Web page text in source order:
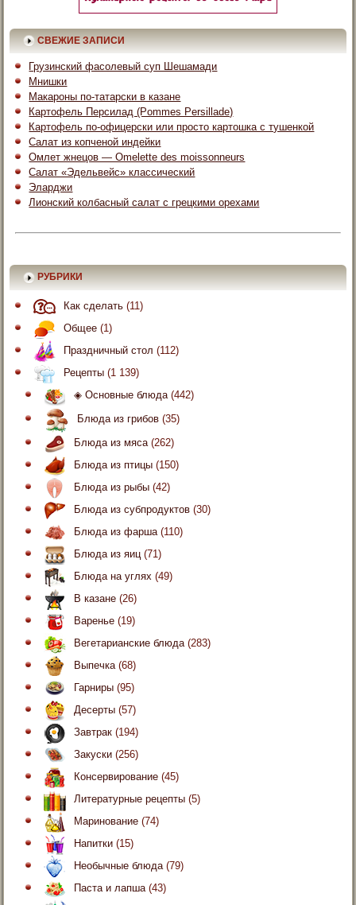
СВЕЖИЕ ЗАПИСИ
Грузинский фасолевый суп Шешамади
Мнишки
Макароны по-татарски в казане
Картофель Персилад (Pommes Persillade)
Картофель по-офицерски или просто картошка с тушенкой
Салат из копченой индейки
Омлет жнецов — Omelette des moissonneurs
Салат «Эдельвейс» классический
Эларджи
Лионский колбасный салат с грецкими орехами
РУБРИКИ
Как сделать (11)
Общее (1)
Праздничный стол (112)
Рецепты (1 139)
◈ Основные блюда(442)
Блюда из грибов (35)
Блюда из мяса(262)
Блюда из птицы (150)
Блюда из рыбы (42)
Блюда из субпродуктов (30)
Блюда из фарша(110)
Блюда из яиц(71)
Блюда на углях (49)
В казане (26)
Варенье (19)
Вегетарианские блюда(283)
Выпечка(68)
Гарниры (95)
Десерты (57)
Завтрак (194)
Закуски (256)
Консервирование (45)
Литературные рецепты (5)
Маринование (74)
Напитки (15)
Необычные блюда(79)
Паста и лапша(43)